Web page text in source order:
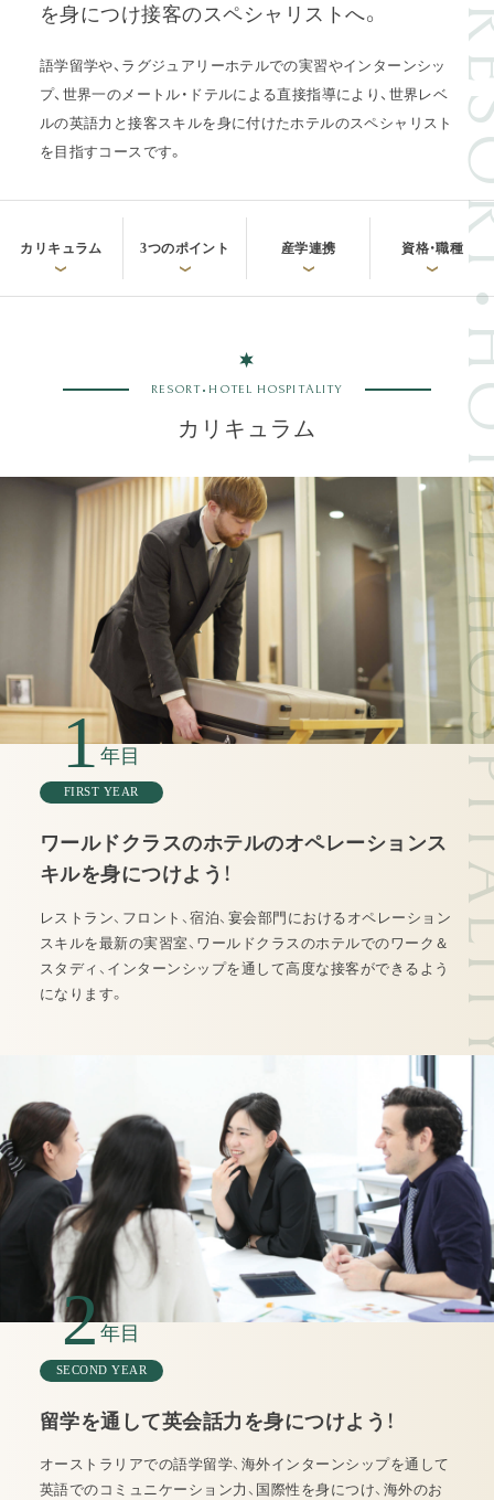
を身につけ接客のスペシャリストへ。
語学留学や、ラグジュアリーホテルでの実習やインターンシッ
プ、世界一のメートル・ドテルによる直接指導により、 世界レベ
ルの英語力と接客スキルを身に付けたホテルのスペシャリスト
を目指すコースです。
カリキュラム 3つのポイント 産学連携 資格・職種
RESORT•HOTEL HOSPITALITY
カリキュラム
1年目
FIRST YEAR
ワールドクラスのホテルのオペレーションス
キルを身につけよう！
レストラン、フロント、宿泊、宴会部門におけるオペレーション
スキルを最新の実習室、ワールドクラスのホテルでのワーク＆
スタディ、インターンシップを通して高度な接客ができるよう
になります。
2年目
SECOND YEAR
留学を通して英会話力を身につけよう！
オーストラリアでの語学留学、海外インターンシップを通して
英語でのコミュニケーション力、国際性を身につけ、海外のお